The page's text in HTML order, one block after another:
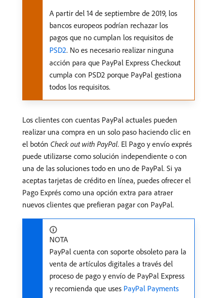
A partir del 14 de septiembre de 2019, los
bancos europeos podrían rechazar los
pagos que no cumplan los requisitos de
PSD2. No es necesario realizar ninguna
acción para que PayPal Express Checkout
cumpla con PSD2 porque PayPal gestiona
todos los requisitos.
Los clientes con cuentas PayPal actuales pueden
realizar una compra en un solo paso haciendo clic en
el botón Check out with PayPal. El Pago y envío exprés
puede utilizarse como solución independiente o con
una de las soluciones todo en uno de PayPal. Si ya
aceptas tarjetas de crédito en línea, puedes ofrecer el
Pago Exprés como una opción extra para atraer
nuevos clientes que prefieran pagar con PayPal.
NOTA
PayPal cuenta con soporte obsoleto para la
venta de artículos digitales a través del
proceso de pago y envío de PayPal Express
y recomienda que uses PayPal Payments